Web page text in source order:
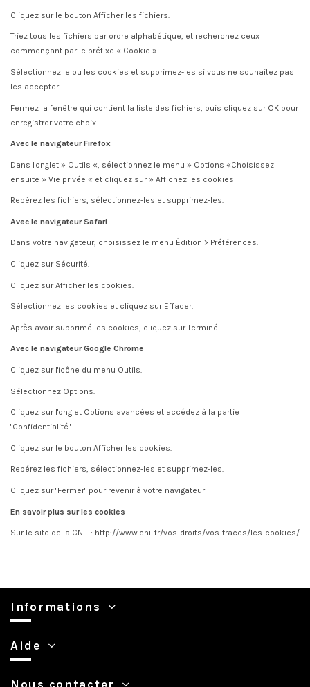
Cliquez sur le bouton Afficher les fichiers.
Triez tous les fichiers par ordre alphabétique, et recherchez ceux
commençant par le préfixe « Cookie ».
Sélectionnez le ou les cookies et supprimez-les si vous ne souhaitez pas
les accepter.
Fermez la fenêtre qui contient la liste des fichiers, puis cliquez sur OK pour
enregistrer votre choix.
Avec le navigateur Firefox
Dans l'onglet » Outils «, sélectionnez le menu » Options «Choisissez
ensuite » Vie privée « et cliquez sur » Affichez les cookies
Repérez les fichiers, sélectionnez-les et supprimez-les.
Avec le navigateur Safari
Dans votre navigateur, choisissez le menu Édition > Préférences.
Cliquez sur Sécurité.
Cliquez sur Afficher les cookies.
Sélectionnez les cookies et cliquez sur Effacer.
Après avoir supprimé les cookies, cliquez sur Terminé.
Avec le navigateur Google Chrome
Cliquez sur l'icône du menu Outils.
Sélectionnez Options.
Cliquez sur l'onglet Options avancées et accédez à la partie
"Confidentialité".
Cliquez sur le bouton Afficher les cookies.
Repérez les fichiers, sélectionnez-les et supprimez-les.
Cliquez sur "Fermer" pour revenir à votre navigateur
En savoir plus sur les cookies
Sur le site de la CNIL : http://www.cnil.fr/vos-droits/vos-traces/les-cookies/
Informations
Aide